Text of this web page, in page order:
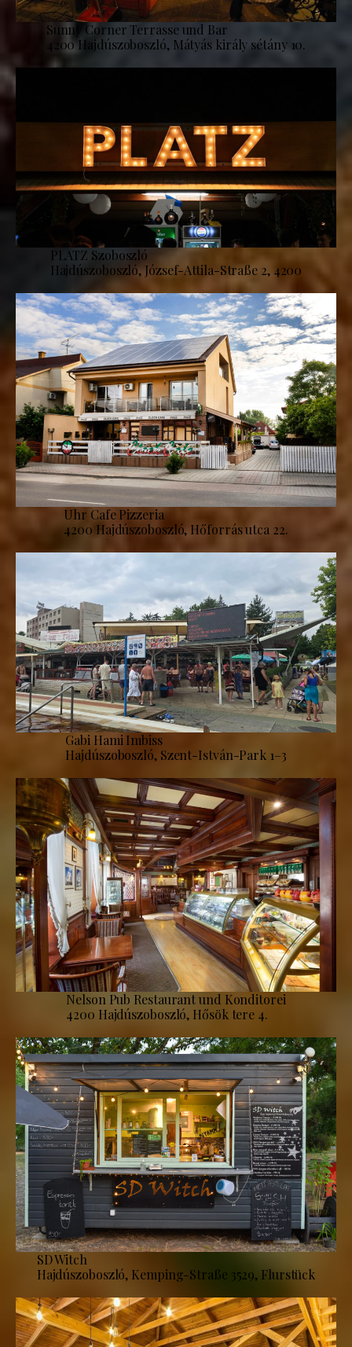
Sunny Corner Terrasse und Bar
4200 Hajdúszoboszló, Mátyás király sétány 10.
PLATZ Szoboszló
Hajdúszoboszló, József-Attila-Straße 2, 4200
Uhr Cafe Pizzeria
4200 Hajdúszoboszló, Hőforrás utca 22.
Gabi Hami Imbiss
Hajdúszoboszló, Szent-István-Park 1–3
Nelson Pub Restaurant und Konditorei
4200 Hajdúszoboszló, Hősök tere 4.
SD Witch
Hajdúszoboszló, Kemping-Straße 3529, Flurstück